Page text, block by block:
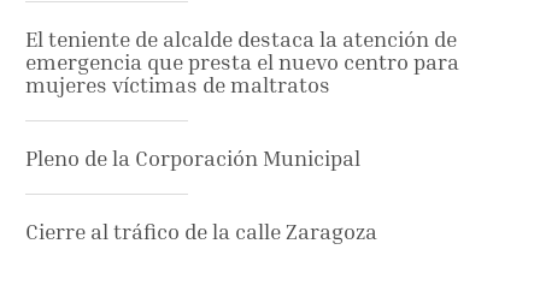
El teniente de alcalde destaca la atención de
emergencia que presta el nuevo centro para
mujeres víctimas de maltratos
Pleno de la Corporación Municipal
Cierre al tráfico de la calle Zaragoza